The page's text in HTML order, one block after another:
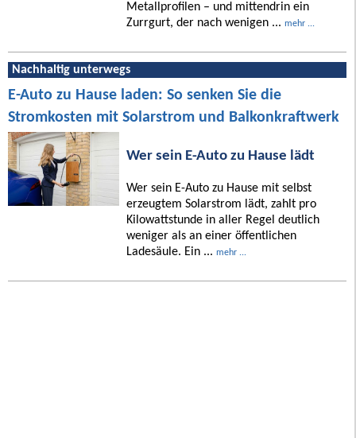
Metallprofilen – und mittendrin ein
Zurrgurt, der nach wenigen ... mehr ...
Nachhaltig unterwegs
E-Auto zu Hause laden: So senken Sie die
Stromkosten mit Solarstrom und Balkonkraftwerk
Wer sein E-Auto zu Hause lädt
Wer sein E-Auto zu Hause mit selbst
erzeugtem Solarstrom lädt, zahlt pro
Kilowattstunde in aller Regel deutlich
weniger als an einer öffentlichen
Ladesäule. Ein ... mehr ...